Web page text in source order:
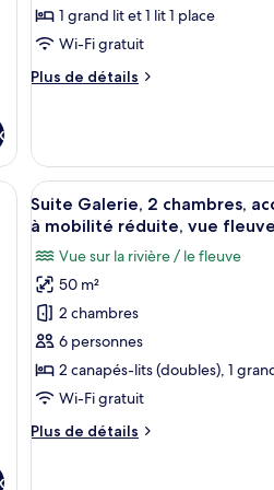
chambre :
Chambre
Économique
avec
lits
jumeaux,
1
chambre,
pas
de
fenêtre,
rez-
de-
chaussée
1 grand lit et 1 lit 1 place
Wi-Fi gratuit
Plus de détails
Plus
le
type
de
chambre
Chambre
Économique
Double
ou
avec
lits
jumeaux,
chambre,
pas
de
située sous les combles, avec
Afficher
toutes
photos
pour
ce
type
de
chambre :
Galerie,
14
Suite Galerie, 2 chambres,
à mobilité réduite, vue fleuve
Vue sur la rivière / le fleuve
50 m²
2 chambres
6 personnes
2 canapés-lits (doubles), 1
Wi-Fi gratuit
Plus de détails
Plus